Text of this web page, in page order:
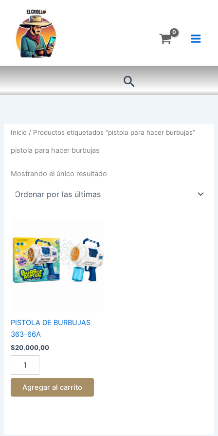
contenido
Buscar
Inicio / Productos etiquetados “pistola para hacer burbujas”
pistola para hacer burbujas
Mostrando el único resultado
PISTOLA DE BURBUJAS
363-66A
$20.000,00
BURBUJAS
363-
66A
cantidad
Agregar al carrito